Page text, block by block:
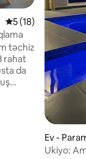
Ortalama reytinq
5 (18)
təchiz
rahat
da
Ev -
Ukiyo: